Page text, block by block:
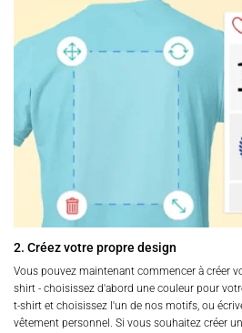
2. Créez votre propre design
Vous pouvez maintenant commencer à créer
shirt - choisissez d'abord une couleur pour
t-shirt et choisissez l'un de nos motifs, ou
vêtement personnel. Si vous souhaitez créer